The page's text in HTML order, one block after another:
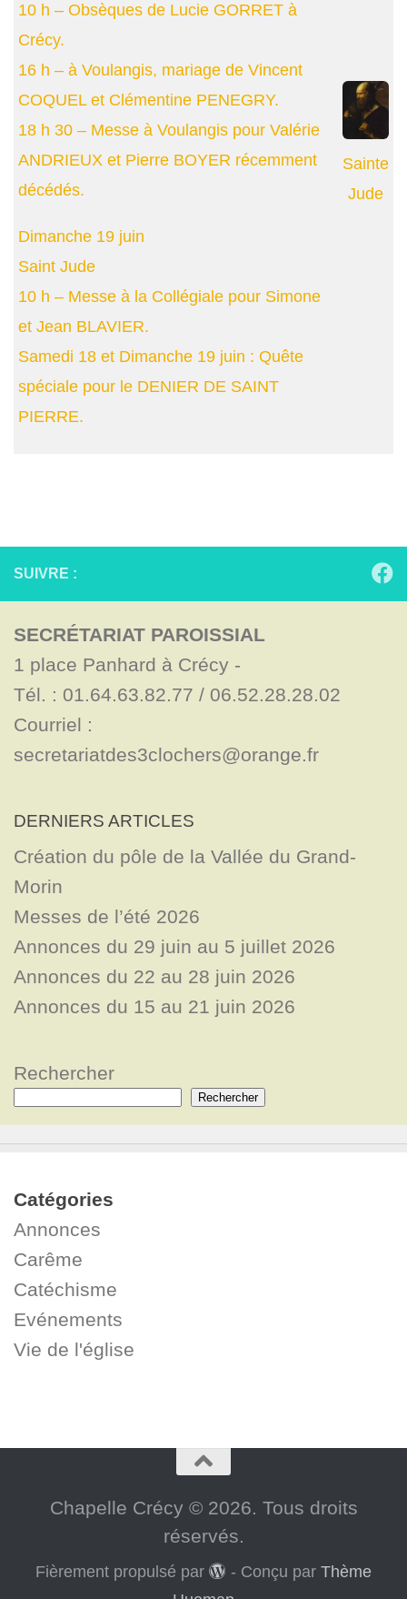
10 h – Obsèques de Lucie GORRET à
Crécy.
16 h – à Voulangis, mariage de Vincent
COQUEL et Clémentine PENEGRY.
18 h 30 – Messe à Voulangis pour Valérie
ANDRIEUX et Pierre BOYER récemment
décédés.
Dimanche 19 juin
Saint Jude
10 h – Messe à la Collégiale pour Simone
et Jean BLAVIER.
Samedi 18 et Dimanche 19 juin : Quête
spéciale pour le DENIER DE SAINT
PIERRE.
Sainte
Jude
SUIVRE :
SECRÉTARIAT PAROISSIAL
1 place Panhard à Crécy -
Tél. : 01.64.63.82.77 / 06.52.28.28.02
Courriel :
secretariatdes3clochers@orange.fr
DERNIERS ARTICLES
Création du pôle de la Vallée du Grand-
Morin
Messes de l’été 2026
Annonces du 29 juin au 5 juillet 2026
Annonces du 22 au 28 juin 2026
Annonces du 15 au 21 juin 2026
Rechercher
Rechercher
Catégories
Annonces
Carême
Catéchisme
Evénements
Vie de l'église
Chapelle Crécy © 2026. Tous droits
réservés.
Fièrement propulsé par - Conçu par Thème